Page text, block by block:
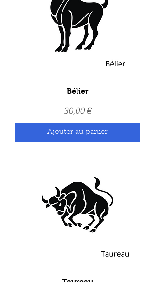
Bélier
Prix
30,00 €
Ajouter au panier